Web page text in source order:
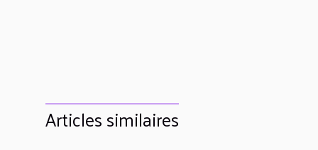
Articles similaires